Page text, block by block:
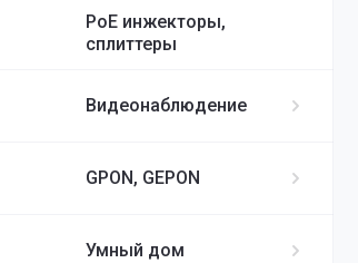
PoE инжекторы,
сплиттеры
Видеонаблюдение
GPON, GEPON
Умный дом